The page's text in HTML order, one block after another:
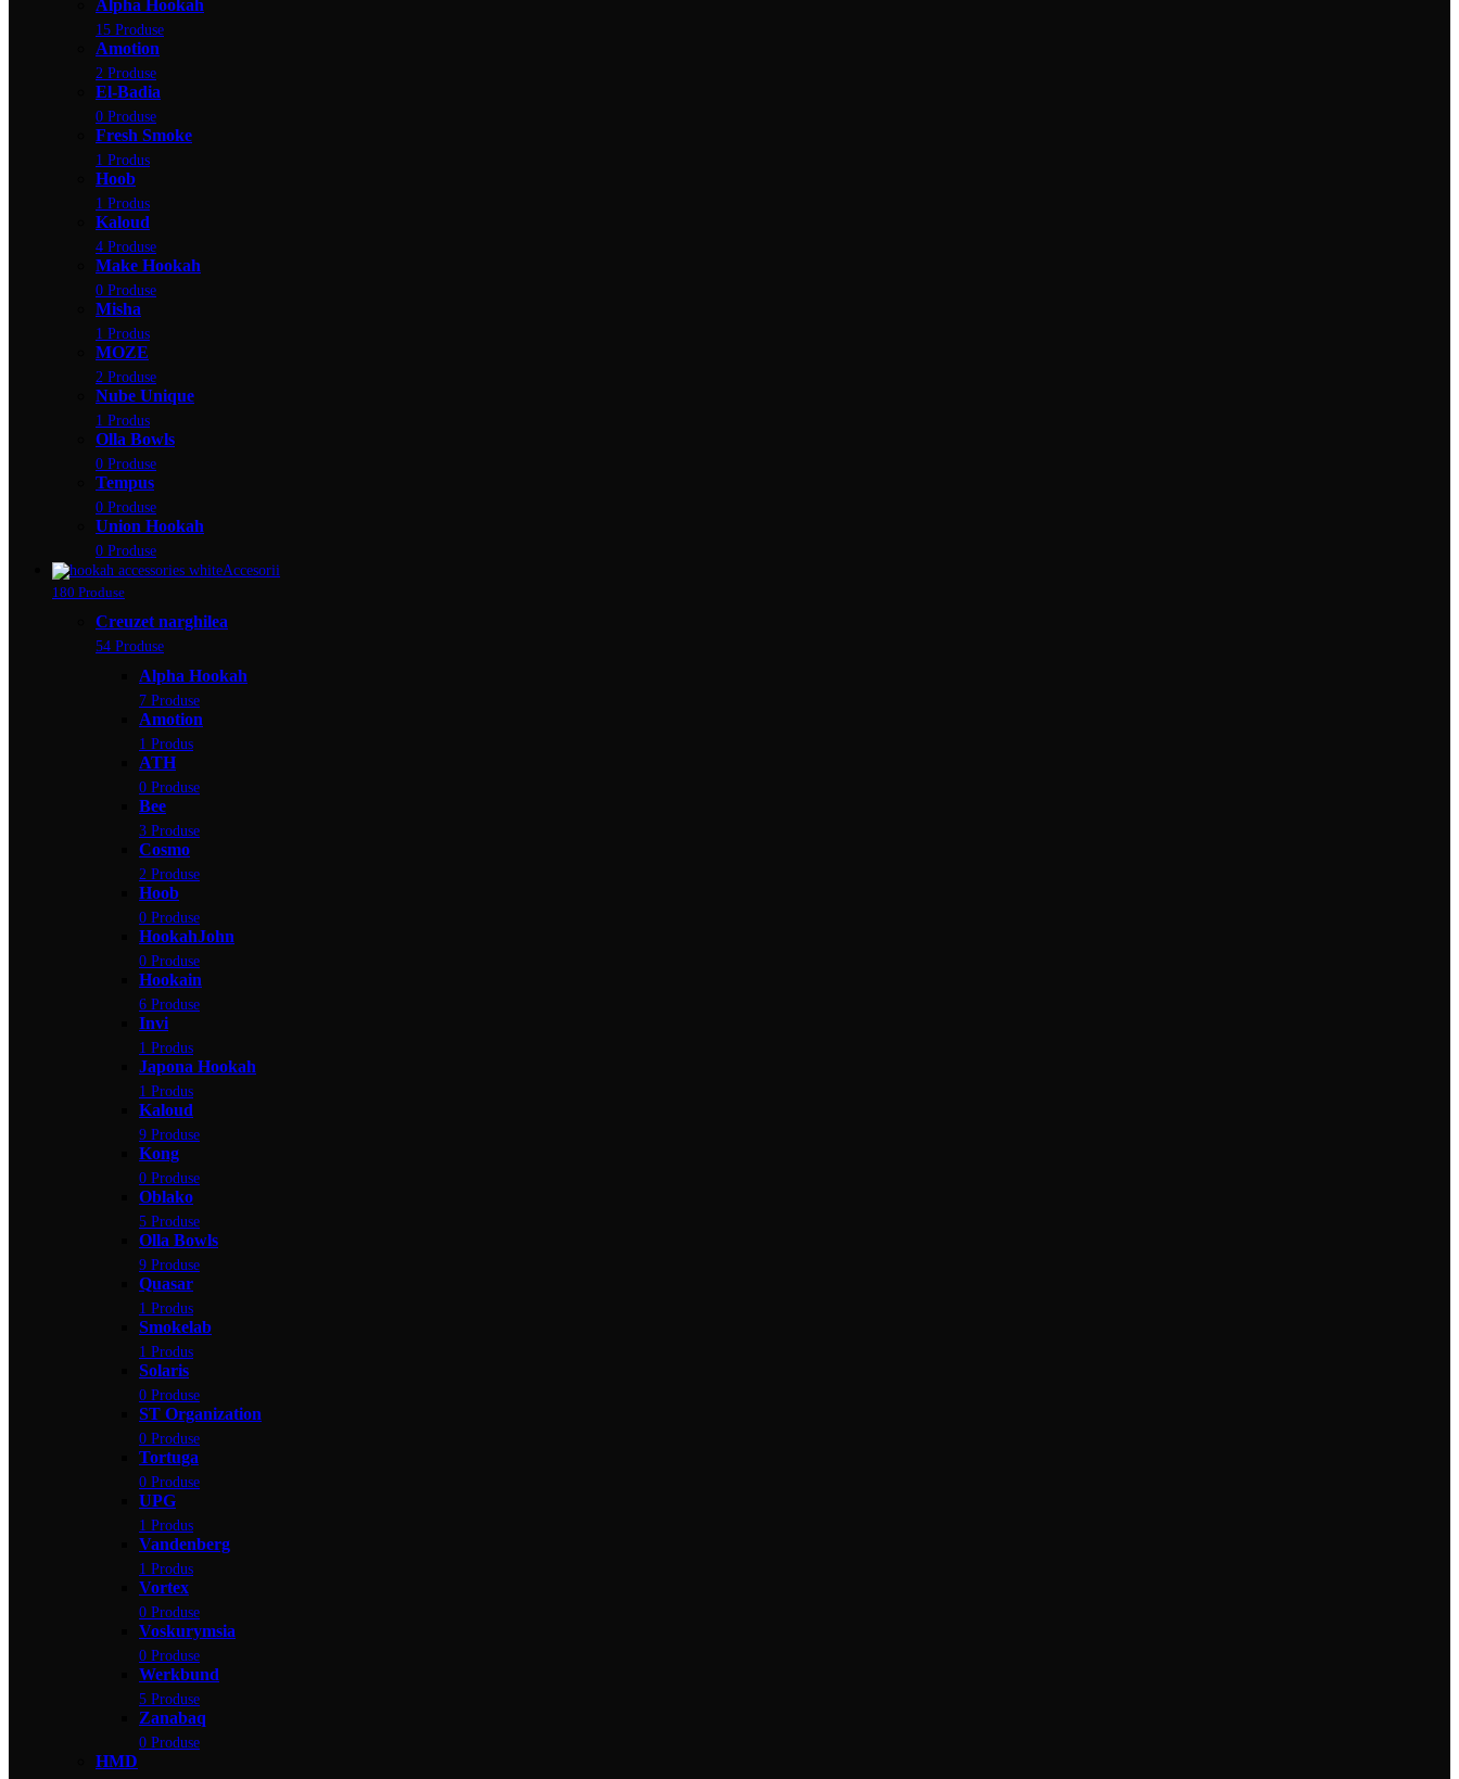
Alpha Hookah
15 Produse
Amotion
2 Produse
El-Badia
0 Produse
Fresh Smoke
1 Produs
Hoob
1 Produs
Kaloud
4 Produse
Make Hookah
0 Produse
Misha
1 Produs
MOZE
2 Produse
Nube Unique
1 Produs
Olla Bowls
0 Produse
Tempus
0 Produse
Union Hookah
0 Produse
Accesorii
180 Produse
Creuzet narghilea
54 Produse
Alpha Hookah
7 Produse
Amotion
1 Produs
ATH
0 Produse
Bee
3 Produse
Cosmo
2 Produse
Hoob
0 Produse
HookahJohn
0 Produse
Hookain
6 Produse
Invi
1 Produs
Japona Hookah
1 Produs
Kaloud
9 Produse
Kong
0 Produse
Oblako
5 Produse
Olla Bowls
9 Produse
Quasar
1 Produs
Smokelab
1 Produs
Solaris
0 Produse
ST Organization
0 Produse
Tortuga
0 Produse
UPG
1 Produs
Vandenberg
1 Produs
Vortex
0 Produse
Voskurymsia
0 Produse
Werkbund
5 Produse
Zanabaq
0 Produse
HMD